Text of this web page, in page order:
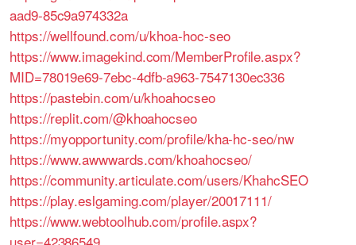
aad9-85c9a974332a
https://wellfound.com/u/khoa-hoc-seo
https://www.imagekind.com/MemberProfile.aspx?
MID=78019e69-7ebc-4dfb-a963-7547130ec336
https://pastebin.com/u/khoahocseo
https://replit.com/@khoahocseo
https://myopportunity.com/profile/kha-hc-seo/nw
https://www.awwwards.com/khoahocseo/
https://community.articulate.com/users/KhahcSEO
https://play.eslgaming.com/player/20017111/
https://www.webtoolhub.com/profile.aspx?